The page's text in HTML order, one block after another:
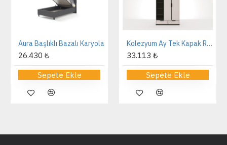
Aura Başlıklı Bazalı Karyola
26.430 ₺
Sepete Ekle
Kolezyum Ay Tek Kapak Reflekte Dolap
33.113 ₺
Sepete Ekle